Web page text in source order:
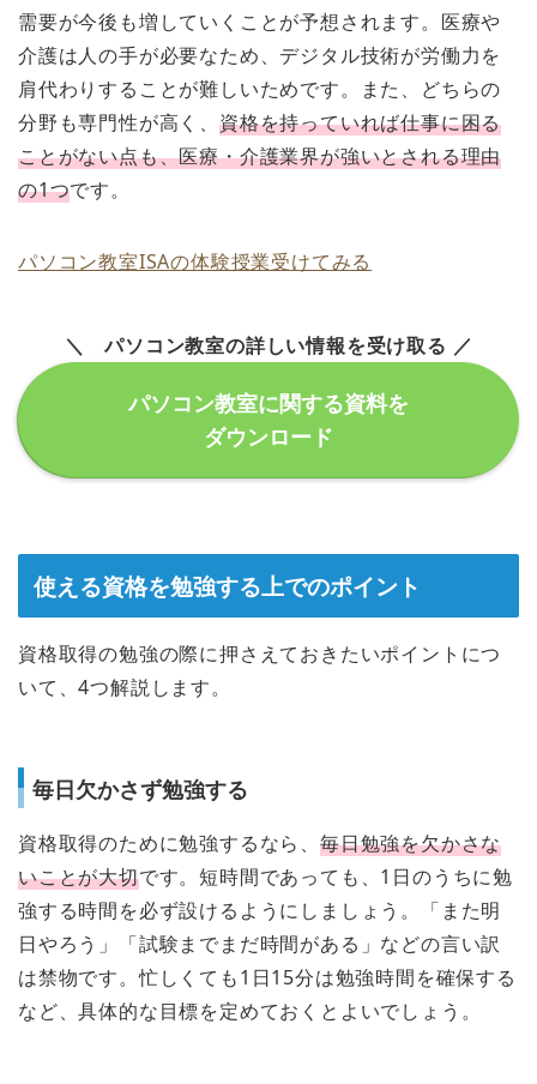
需要が今後も増していくことが予想されます。医療や
介護は人の手が必要なため、デジタル技術が労働力を
肩代わりすることが難しいためです。また、どちらの
分野も専門性が高く、 資格を持っていれば仕事に困る
ことがない点も、医療・介護業界が強いとされる理由
の1つです。
パソコン教室ISAの体験授業受けてみる
＼ パソコン教室の詳しい情報を受け取る ／
パソコン教室に関する資料を
ダウンロード
使える資格を勉強する上でのポイント
資格取得の勉強の際に押さえておきたいポイントにつ
いて、4つ解説します。
毎日欠かさず勉強する
資格取得のために勉強するなら、 毎日勉強を欠かさな
いことが大切です。短時間であっても、1日のうちに勉
強する時間を必ず設けるようにしましょう。「また明
日やろう」「試験までまだ時間がある」などの言い訳
は禁物です。忙しくても1日15分は勉強時間を確保する
など、具体的な目標を定めておくとよいでしょう。